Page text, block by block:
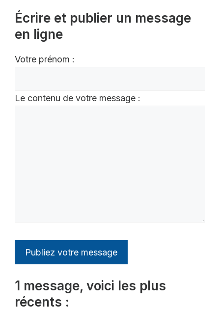
Écrire et publier un message
en ligne
Votre prénom :
Le contenu de votre message :
1 message, voici les plus
récents :